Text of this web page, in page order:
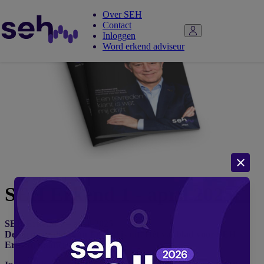
Over SEH
Contact
Inloggen
Word erkend adviseur
SEH Erkend 1 - april 2025
SEH Erkend 1 – april 2025
De nieuwe editie van
Erkend
Erkend financieel adviseurs.